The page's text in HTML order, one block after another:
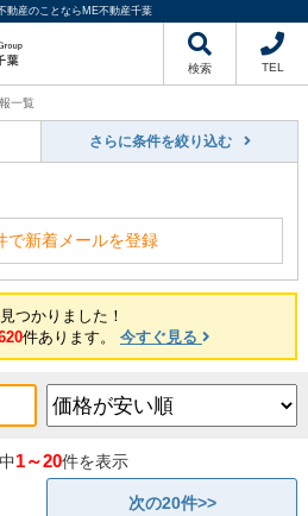
動産のことならME不動産千葉
検索 TEL
一覧
さらに条件を絞り込む
で新着メールを登録
見つかりました！
件あります。 今すぐ見る
1～20件を表示
次の20件>>